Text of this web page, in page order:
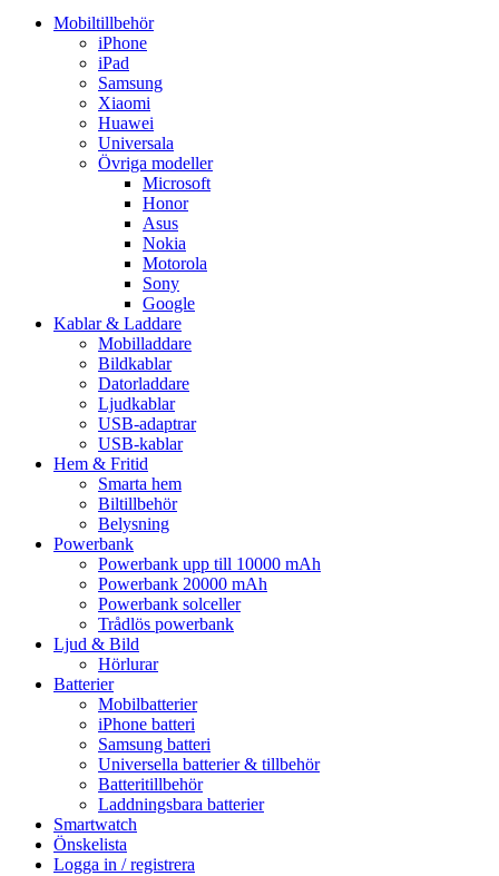
Mobiltillbehör
iPhone
iPad
Samsung
Xiaomi
Huawei
Universala
Övriga modeller
Microsoft
Honor
Asus
Nokia
Motorola
Sony
Google
Kablar & Laddare
Mobilladdare
Bildkablar
Datorladdare
Ljudkablar
USB-adaptrar
USB-kablar
Hem & Fritid
Smarta hem
Biltillbehör
Belysning
Powerbank
Powerbank upp till 10000 mAh
Powerbank 20000 mAh
Powerbank solceller
Trådlös powerbank
Ljud & Bild
Hörlurar
Batterier
Mobilbatterier
iPhone batteri
Samsung batteri
Universella batterier & tillbehör
Batteritillbehör
Laddningsbara batterier
Smartwatch
Önskelista
Logga in / registrera